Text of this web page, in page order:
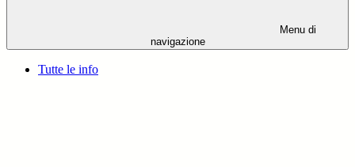
Menu di
navigazione
Tutte le info